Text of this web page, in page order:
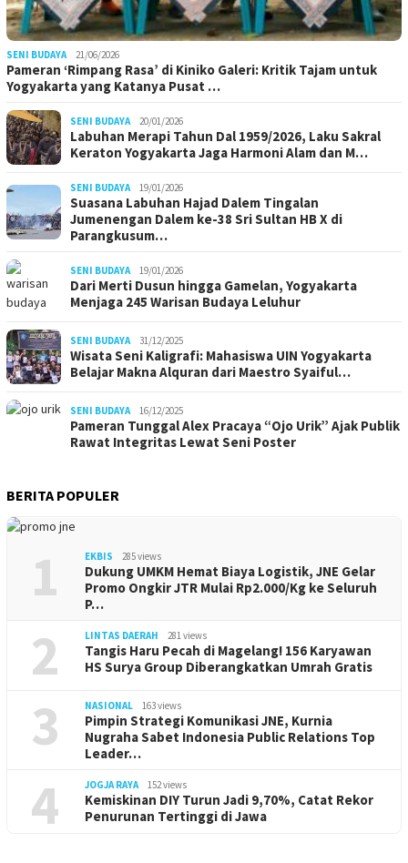
SENI BUDAYA 21/06/2026
Pameran ‘Rimpang Rasa’ di Kiniko Galeri: Kritik Tajam untuk
Yogyakarta yang Katanya Pusat …
SENI BUDAYA 20/01/2026
Labuhan Merapi Tahun Dal 1959/2026, Laku Sakral
Keraton Yogyakarta Jaga Harmoni Alam dan M…
SENI BUDAYA 19/01/2026
Suasana Labuhan Hajad Dalem Tingalan
Jumenengan Dalem ke-38 Sri Sultan HB X di
Parangkusum…
SENI BUDAYA 19/01/2026
Dari Merti Dusun hingga Gamelan, Yogyakarta
Menjaga 245 Warisan Budaya Leluhur
SENI BUDAYA 31/12/2025
Wisata Seni Kaligrafi: Mahasiswa UIN Yogyakarta
Belajar Makna Alquran dari Maestro Syaiful…
SENI BUDAYA 16/12/2025
Pameran Tunggal Alex Pracaya “Ojo Urik” Ajak Publik
Rawat Integritas Lewat Seni Poster
BERITA POPULER
1 EKBIS 285 views
Dukung UMKM Hemat Biaya Logistik, JNE Gelar
Promo Ongkir JTR Mulai Rp2.000/Kg ke Seluruh
P…
2 LINTAS DAERAH 281 views
Tangis Haru Pecah di Magelang! 156 Karyawan
HS Surya Group Diberangkatkan Umrah Gratis
3 NASIONAL 163 views
Pimpin Strategi Komunikasi JNE, Kurnia
Nugraha Sabet Indonesia Public Relations Top
Leader…
4 JOGJA RAYA 152 views
Kemiskinan DIY Turun Jadi 9,70%, Catat Rekor
Penurunan Tertinggi di Jawa